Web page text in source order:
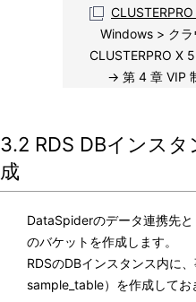
Windows > クラ
CLUSTERPRO X
→ 第 4 章 VIP
3.2 RDS DBインス
成
DataSpiderのデータ連携先
のバケットを作成します。
RDSのDBインスタンス内に
sample_table）を作成してお